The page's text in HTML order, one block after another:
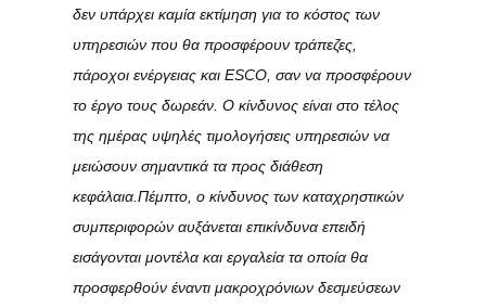
δεν υπάρχει καμία εκτίμηση για το κόστος των
υπηρεσιών που θα προσφέρουν τράπεζες,
πάροχοι ενέργειας και ESCO, σαν να προσφέρουν
το έργο τους δωρεάν. Ο κίνδυνος είναι στο τέλος
της ημέρας υψηλές τιμολογήσεις υπηρεσιών να
μειώσουν σημαντικά τα προς διάθεση
κεφάλαια.Πέμπτο, ο κίνδυνος των καταχρηστικών
συμπεριφορών αυξάνεται επικίνδυνα επειδή
εισάγονται μοντέλα και εργαλεία τα οποία θα
προσφερθούν έναντι μακροχρόνιων δεσμεύσεων